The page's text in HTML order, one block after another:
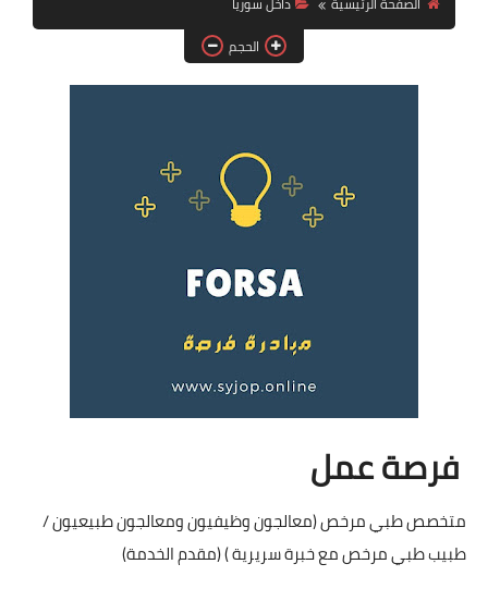
فرص عمل في العراق
فرص عمل في اليمن
دورات تدريبية
الحجم
فرصة عمل
متخصص طبي مرخص (معالجون وظيفيون ومعالجون طبيعيون /
طبيب طبي مرخص مع خبرة سريرية ) (مقدم الخدمة)